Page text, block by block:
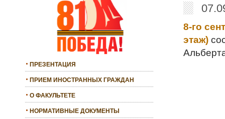
ПРЕЗЕНТАЦИЯ
ПРИЕМ ИНОСТРАННЫХ ГРАЖДАН
О ФАКУЛЬТЕТЕ
НОРМАТИВНЫЕ ДОКУМЕНТЫ
8-го
этаж)